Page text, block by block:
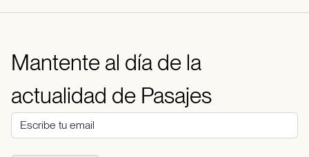
Mantente al día de la
actualidad de Pasajes